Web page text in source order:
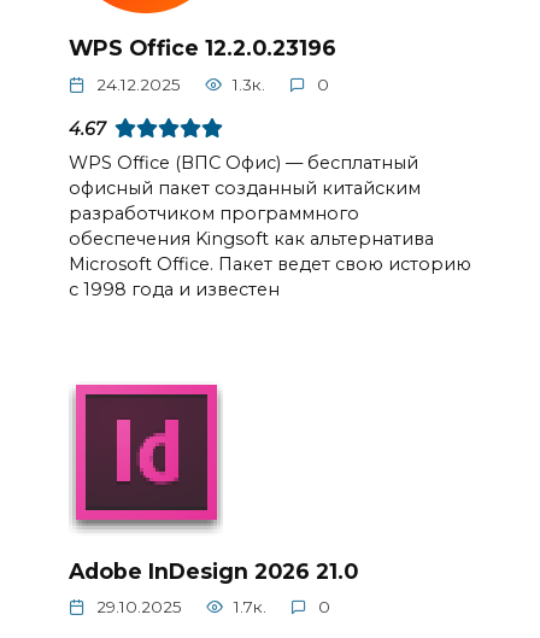
WPS Office 12.2.0.23196
24.12.2025 1.3к. 0
4.67
WPS Office (ВПС Офис) — бесплатный
офисный пакет созданный китайским
разработчиком программного
обеспечения Kingsoft как альтернатива
Microsoft Office. Пакет ведет свою историю
с 1998 года и известен
Adobe InDesign 2026 21.0
29.10.2025 1.7к. 0